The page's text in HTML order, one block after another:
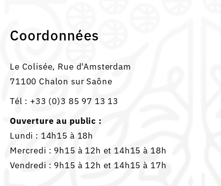
Coordonnées
Le Colisée, Rue d'Amsterdam
71100 Chalon sur Saône
Tél : +33 (0)3 85 97 13 13
Ouverture au public :
Lundi : 14h15 à 18h
Mercredi : 9h15 à 12h et 14h15 à 18h
Vendredi : 9h15 à 12h et 14h15 à 17h